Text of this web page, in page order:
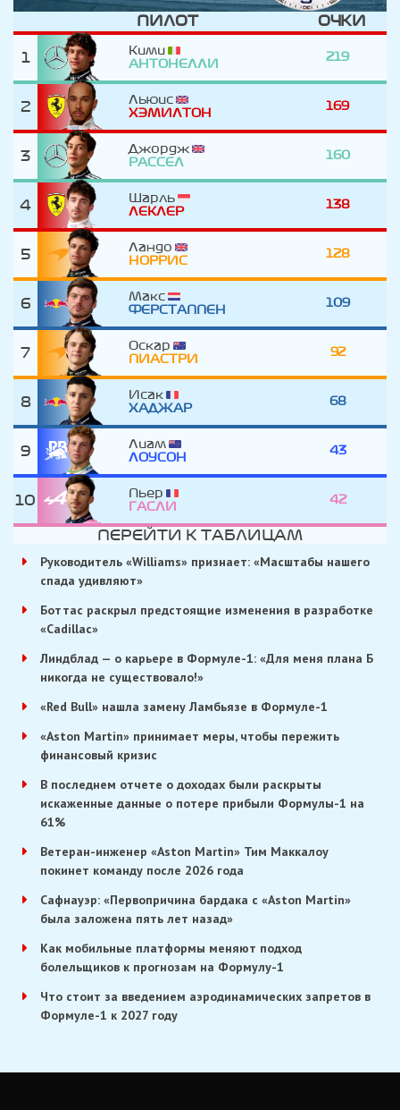
ПИЛОТ ОЧКИ
1
Кими
АНТОНЕЛЛИ
219
2
Льюис
ХЭМИЛТОН
169
3
Джордж
РАССЕЛ
160
4
Шарль
ЛЕКЛЕР
138
5
Ландо
НОРРИС
128
6
Макс
ФЕРСТАППЕН
109
7
Оскар
ПИАСТРИ
92
8
Исак
ХАДЖАР
68
9
Лиам
ЛОУСОН
43
10
Пьер
ГАСЛИ
42
ПЕРЕЙТИ К ТАБЛИЦАМ
Руководитель «Williams» признает: «Масштабы нашего
спада удивляют»
Боттас раскрыл предстоящие изменения в разработке
«Cadillac»
Линдблад — о карьере в Формуле-1: «Для меня плана Б
никогда не существовало!»
«Red Bull» нашла замену Ламбьязе в Формуле-1
«Aston Martin» принимает меры, чтобы пережить
финансовый кризис
В последнем отчете о доходах были раскрыты
искаженные данные о потере прибыли Формулы-1 на
61%
Ветеран-инженер «Aston Martin» Тим Маккалоу
покинет команду после 2026 года
Сафнауэр: «Первопричина бардака с «Aston Martin»
была заложена пять лет назад»
Как мобильные платформы меняют подход
болельщиков к прогнозам на Формулу-1
Что стоит за введением аэродинамических запретов в
Формуле-1 к 2027 году